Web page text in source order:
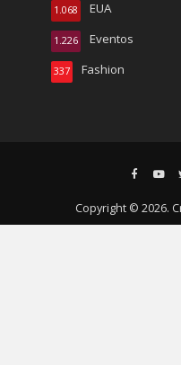
EUA
1.068
Eventos
1.226
Fashion
337
Copyright © 2026.